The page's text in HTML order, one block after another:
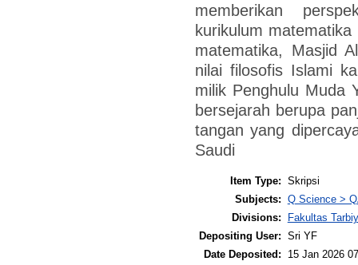
memberikan
kurikulum
matematika, Masjid
nilai filosofis Islami
milik Penghulu Muda
bersejarah berupa
tangan yang
Saudi
Item Type: Skripsi
Subjects: Q Science >
Divisions:
Fakultas
Depositing User: Sri YF
Date Deposited:
15 Jan 2026